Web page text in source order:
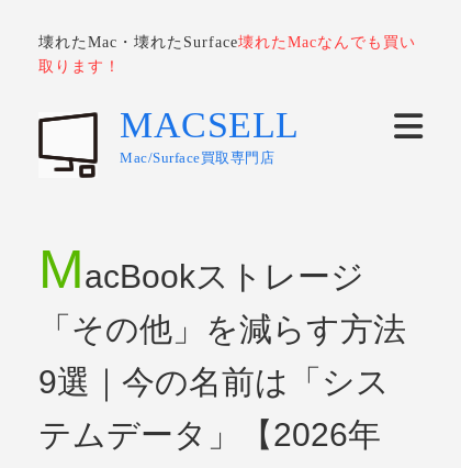
壊れたMac・壊れたSurface壊れたMacなんでも買い
取ります！
MACSELL
Mac/Surface買取専門店
MacBookストレージ
「その他」を減らす方法
9選｜今の名前は「シス
テムデータ」【2026年